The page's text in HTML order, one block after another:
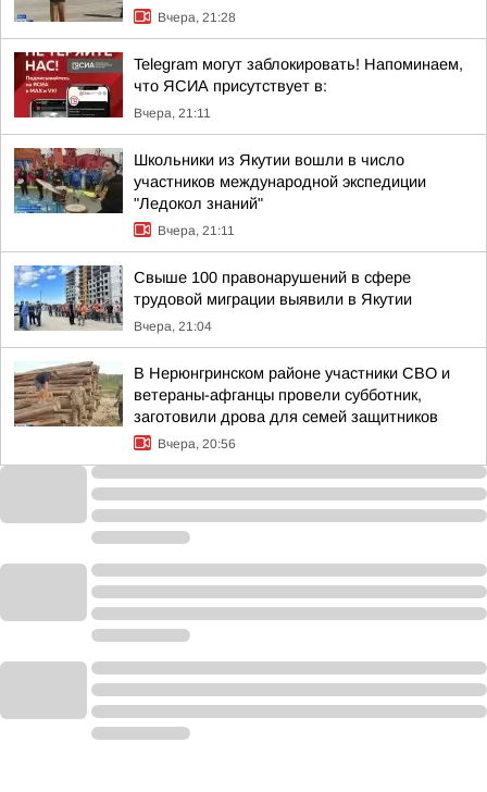
Вчера, 21:28
Telegram могут заблокировать! Напоминаем,
что ЯСИА присутствует в:
Вчера, 21:11
Школьники из Якутии вошли в число
участников международной экспедиции
"Ледокол знаний"
Вчера, 21:11
Свыше 100 правонарушений в сфере
трудовой миграции выявили в Якутии
Вчера, 21:04
В Нерюнгринском районе участники СВО и
ветераны-афганцы провели субботник,
заготовили дрова для семей защитников
Вчера, 20:56